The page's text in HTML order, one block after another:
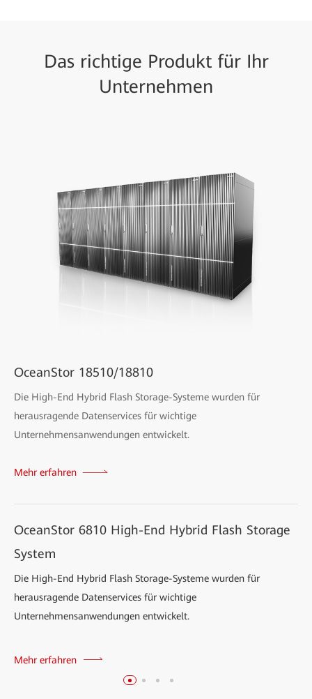
Das richtige Produkt für Ihr
Unternehmen
OceanStor 18510/18810
Die High-End Hybrid Flash Storage-Systeme wurden für
herausragende Datenservices für wichtige
Unternehmensanwendungen entwickelt.
Mehr erfahren
OceanStor 6810 High-End Hybrid Flash Storage
System
Die High-End Hybrid Flash Storage-Systeme wurden für
herausragende Datenservices für wichtige
Unternehmensanwendungen entwickelt.
Mehr erfahren